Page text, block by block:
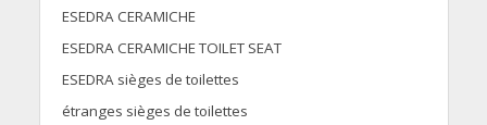
ESEDRA CERAMICHE
ESEDRA CERAMICHE TOILET SEAT
ESEDRA sièges de toilettes
étranges sièges de toilettes